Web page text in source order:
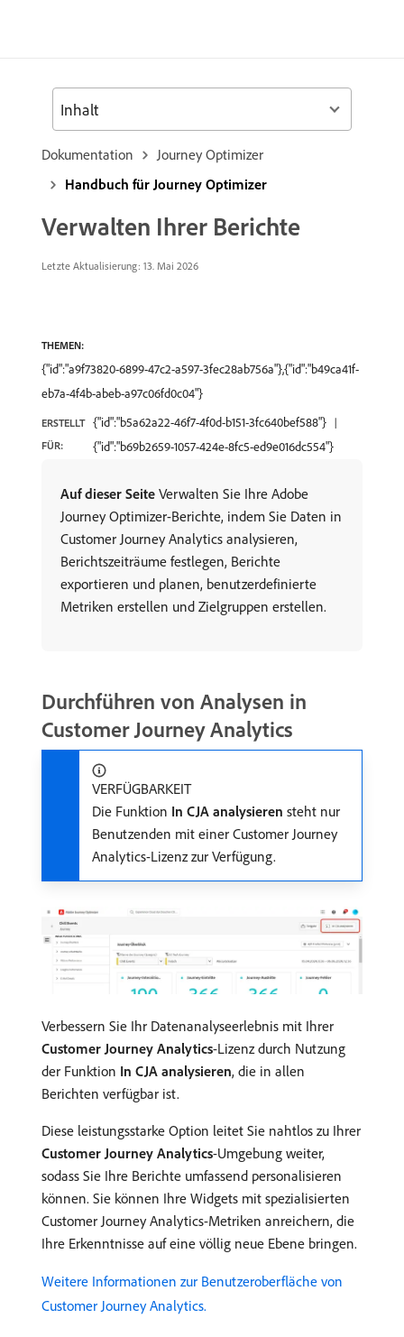
Dokumentation
Journey Optimizer
Handbuch für Journey Optimizer
Verwalten Ihrer Berichte
Letzte Aktualisierung: 13. Mai 2026
THEMEN:
{"id":"a9f73820-6899-47c2-a597-3fec28ab756a"},{"id":"b49ca41f-
eb7a-4f4b-abeb-a97c06fd0c04"}
ERSTELLT
FÜR:
{"id":"b5a62a22-46f7-4f0d-b151-3fc640bef588"}
{"id":"b69b2659-1057-424e-8fc5-ed9e016dc554"}
Auf dieser Seite Verwalten Sie Ihre Adobe
Journey Optimizer-Berichte, indem Sie Daten in
Customer Journey Analytics analysieren,
Berichtszeiträume festlegen, Berichte
exportieren und planen, benutzerdefinierte
Metriken erstellen und Zielgruppen erstellen.
Durchführen von Analysen in
Customer Journey Analytics
VERFÜGBARKEIT
Die Funktion In CJA analysieren steht nur
Benutzenden mit einer Customer Journey
Analytics-Lizenz zur Verfügung.
Verbessern Sie Ihr Datenanalyseerlebnis mit Ihrer
Customer Journey Analytics-Lizenz durch Nutzung
der Funktion In CJA analysieren, die in allen
Berichten verfügbar ist.
Diese leistungsstarke Option leitet Sie nahtlos zu Ihrer
Customer Journey Analytics-Umgebung weiter,
sodass Sie Ihre Berichte umfassend personalisieren
können. Sie können Ihre Widgets mit spezialisierten
Customer Journey Analytics-Metriken anreichern, die
Ihre Erkenntnisse auf eine völlig neue Ebene bringen.
Weitere Informationen zur Benutzeroberfläche von
Customer Journey Analytics.
Inhalt